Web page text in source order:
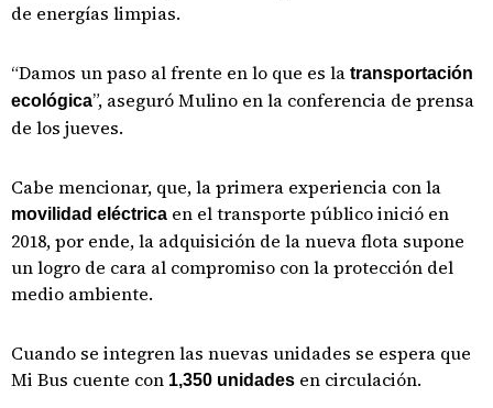
de energías limpias.
“Damos un paso al frente en lo que es la transportación
ecológica”, aseguró Mulino en la conferencia de prensa
de los jueves.
Cabe mencionar, que, la primera experiencia con la
movilidad eléctrica en el transporte público inició en
2018, por ende, la adquisición de la nueva flota supone
un logro de cara al compromiso con la protección del
medio ambiente.
Cuando se integren las nuevas unidades se espera que
Mi Bus cuente con 1,350 unidades en circulación.